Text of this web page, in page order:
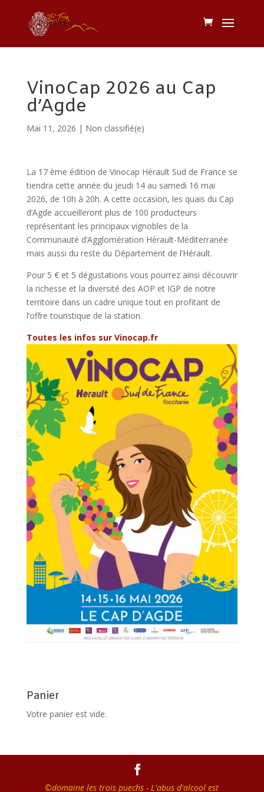
VinoCap 2026 au Cap
d’Agde
Mai 11, 2026 | Non classifié(e)
La 17 ème édition de Vinocap Hérault Sud de France se
tiendra cette année du jeudi 14 au samedi 16 mai
2026, de 10h à 20h. A cette occasion, les quais du Cap
d’Agde accueilleront plus de 100 producteurs
représentant les principaux vignobles de la
Communauté d’Agglomération Hérault-Méditerranée
mais aussi du reste du Département de l’Hérault.
Pour 5 € et 5 dégustations vous pourrez ainsi découvrir
la richesse et la diversité des AOP et IGP de notre
territoire dans un cadre unique tout en profitant de
l’offre touristique de la station.
Toutes les infos sur Vinocap.fr
Panier
Votre panier est vide.
©domaine les trois puechs - L'abus d'alcool est